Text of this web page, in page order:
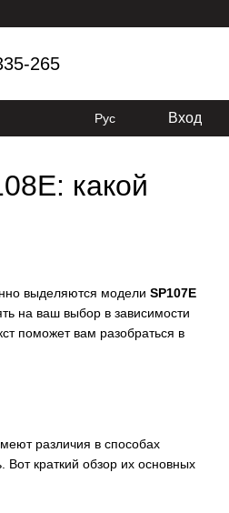
265
Рус Вход
какой
выделяются модели SP107E
на ваш выбор в зависимости
поможет вам разобраться в
различия в способах
краткий обзор их основных